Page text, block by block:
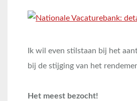
Ik wil even stilstaan bij het
bij de stijging van het
Het meest bezocht!